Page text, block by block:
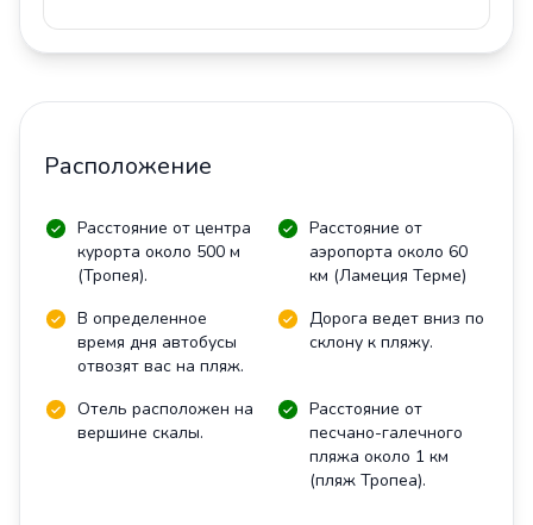
Расположение
Расстояние от центра
курорта около 500 м
(Тропея).
Расстояние от
аэропорта около 60
км (Ламеция Терме)
В определенное
время дня автобусы
отвозят вас на пляж.
Дорога ведет вниз по
склону к пляжу.
Отель расположен на
вершине скалы.
Расстояние от
песчано-галечного
пляжа около 1 км
(пляж Тропеа).